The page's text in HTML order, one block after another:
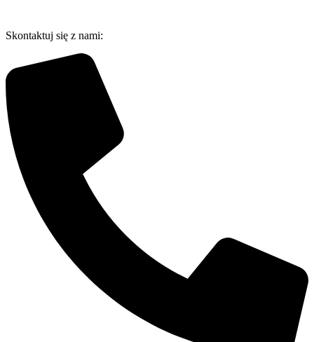
treści
Skontaktuj się z nami: